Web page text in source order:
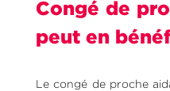
Congé de
peut en
Le congé de proche